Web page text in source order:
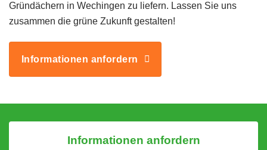
Gründächern in Wechingen zu liefern. Lassen Sie uns
zusammen die grüne Zukunft gestalten!
Informationen anfordern
Informationen anfordern